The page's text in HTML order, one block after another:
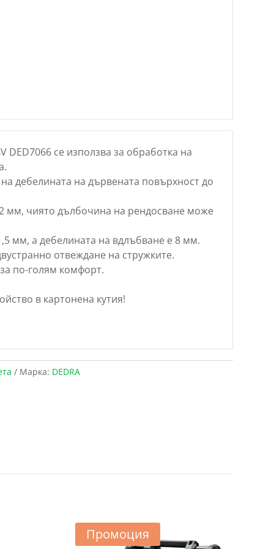
DED7066 се използва за обработка на
дебелината на дървената повърхност до
мм, чиято дълбочина на рендосване може
мм, а дебелината на вдлъбване е 8 мм.
отвеждане на стружките.
по-голям комфорт.
в картонена кутия!
Марка: DEDRA
Промоция